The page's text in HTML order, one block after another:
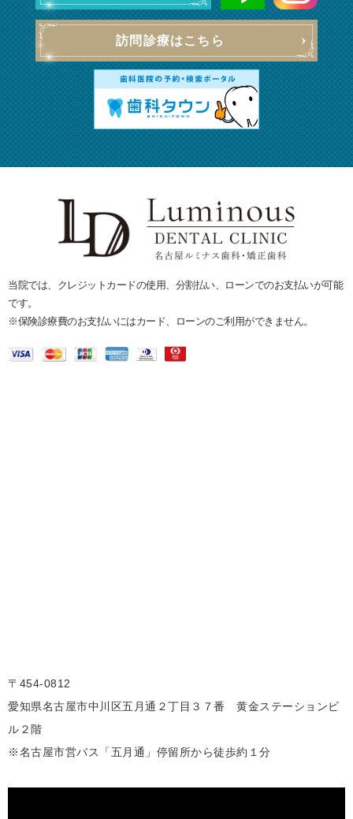
訪問診療はこちら
当院では、クレジットカードの使用、分割払い、ローンでのお支払いが可能
です。
※保険診療費のお支払いにはカード、ローンのご利用ができません。
〒454-0812
愛知県名古屋市中川区五月通２丁目３７番 黄金ステーションビ
ル２階
※名古屋市営バス「五月通」停留所から徒歩約１分